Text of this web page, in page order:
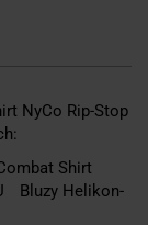
NyCo Rip-Stop
Shirt
Bluzy Helikon-